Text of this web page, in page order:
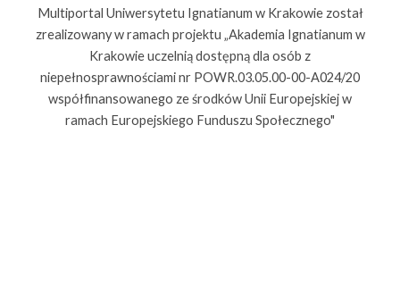
Multiportal Uniwersytetu Ignatianum w Krakowie został
zrealizowany w ramach projektu „Akademia Ignatianum w
Krakowie uczelnią dostępną dla osób z
niepełnosprawnościami nr POWR.03.05.00-00-A024/20
współfinansowanego ze środków Unii Europejskiej w
ramach Europejskiego Funduszu Społecznego"